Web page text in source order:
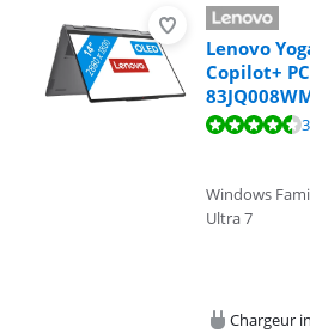
Lenovo
Copilot+
La note est de 8,7 sur 10, basée sur 3
Windows
Ultra 7
Chargeur